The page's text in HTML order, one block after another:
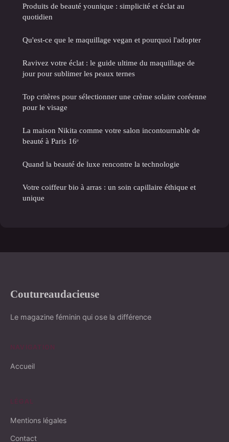
Produits de beauté younique : simplicité et éclat au
quotidien
Qu'est-ce que le maquillage vegan et pourquoi l'adopter
Ravivez votre éclat : le guide ultime du maquillage de
jour pour sublimer les peaux ternes
Top critères pour sélectionner une crème solaire coréenne
pour le visage
La maison Nikita comme votre salon incontournable de
beauté à Paris 16ᵉ
Quand la beauté de luxe rencontre la technologie
Votre coiffeur bio à arras : un soin capillaire éthique et
unique
Coutureaudacieuse
Le magazine féminin qui ose la différence
NAVIGATION
Accueil
LÉGAL
Mentions légales
Contact